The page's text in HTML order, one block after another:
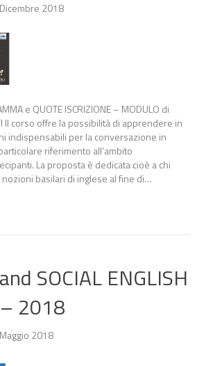
2018
e QUOTE ISCRIZIONE – MODULO di
Il corso offre la possibilità di apprendere in
indispensabili per la conversazione in
riferimento all’ambito
La proposta è dedicata cioè a chi
basilari di inglese al fine di…
SOCIAL ENGLISH
2018
2018